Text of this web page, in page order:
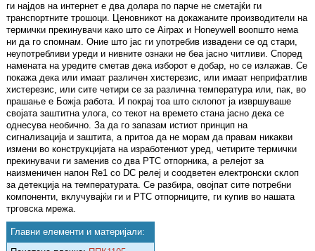
ги најдов на интернет е два долара по парче не сметајќи ги
транспортните трошоци. Ценовникот на докажаните производители на
термички прекинувачи како што се Airpax и Honeywell воопшто нема
ни да го спомнам. Оние што јас ги употребив извадени се од стари,
неупотребливи уреди и нивните ознаки не беа јасно читливи. Според
намената на уредите сметав дека изборот е добар, но се излажав. Се
покажа дека или имаат различен хистерезис, или имаат неприфатлив
хистерезис, или сите четири се за различна температура или, пак, во
прашање е Божја работа. И покрај тоа што склопот ја извршуваше
својата заштитна улога, со текот на времето стана јасно дека се
однесува необично. За да го запазам истиот принцип на
сигнализација и заштита, а притоа да не морам да правам никакви
измени во конструкцијата на изработениот уред, четирите термички
прекинувачи ги заменив со два PTC отпорника, а релејот за
наизменичен напон Re1 со DC релеј и соодветен електронски склоп
за детекција на температурата. Се разбира, овојпат сите потребни
компоненти, вклучувајќи ги и PTC отпорниците, ги купив во нашата
трговска мрежа.
Главни елементи и материјали: